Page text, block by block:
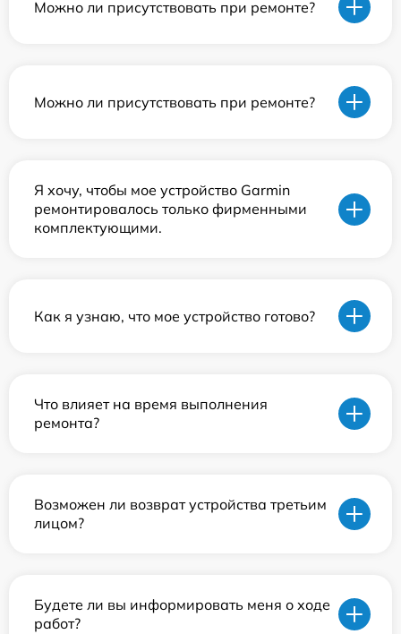
Можно ли присутствовать при ремонте?
Можно ли присутствовать при ремонте?
Я хочу, чтобы мое устройство Garmin
ремонтировалось только фирменными
комплектующими.
Как я узнаю, что мое устройство готово?
Что влияет на время выполнения
ремонта?
Возможен ли возврат устройства третьим
лицом?
Будете ли вы информировать меня о ходе
работ?